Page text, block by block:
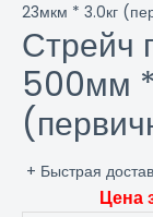
23мкм * 3.0кг
Стрейч
500мм
+ Быстрая
Цена